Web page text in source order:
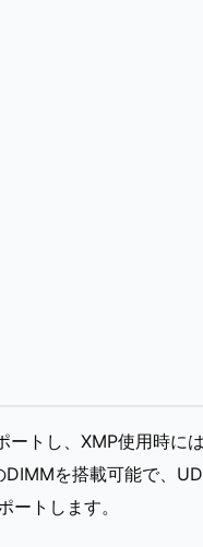
トし、XMP使用時に
を搭載可能で、
トします。